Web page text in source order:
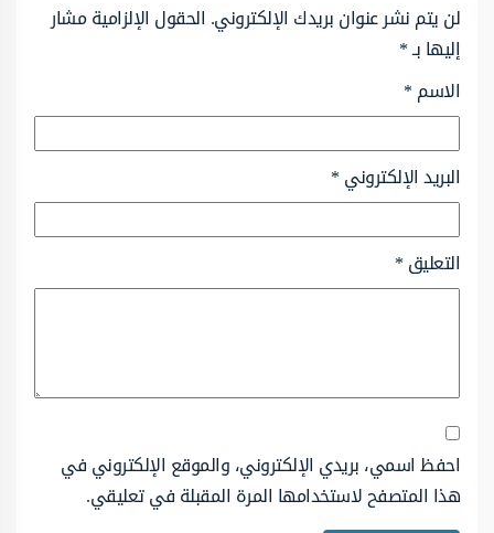
لن يتم نشر عنوان بريدك الإلكتروني. الحقول الإلزامية مشار
إليها بـ*
الاسم*
البريد الإلكتروني*
التعليق*
احفظ اسمي، بريدي الإلكتروني، والموقع الإلكتروني في
هذا المتصفح لاستخدامها المرة المقبلة في تعليقي.